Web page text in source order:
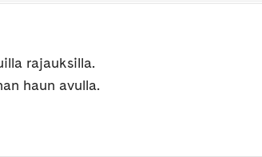
rajauksilla.
haun avulla.